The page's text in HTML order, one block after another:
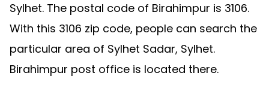
Sylhet. The postal code of Birahimpur is 3106.
With this 3106 zip code, people can search the
particular area of Sylhet Sadar, Sylhet.
Birahimpur post office is located there.